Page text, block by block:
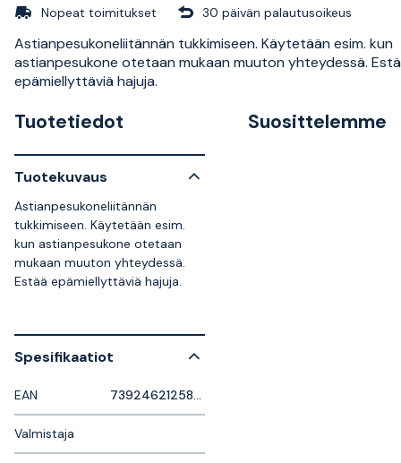
Nopeat toimitukset 30 päivän palautusoikeus
Astianpesukoneliitännän tukkimiseen. Käytetään esim. kun
astianpesukone otetaan mukaan muuton yhteydessä.
epämiellyttäviä hajuja.
Tuotetiedot
Tuotekuvaus
Astianpesukoneliitännän
tukkimiseen. Käytetään esim.
kun astianpesukone otetaan
mukaan muuton yhteydessä.
Estää epämiellyttäviä hajuja.
Spesifikaatiot
EAN 7392462125869
Valmistaja
Suosittelemme